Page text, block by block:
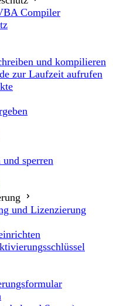
Compiler
und kompilieren
zur Laufzeit aufrufen
sperren
und Lizenzierung